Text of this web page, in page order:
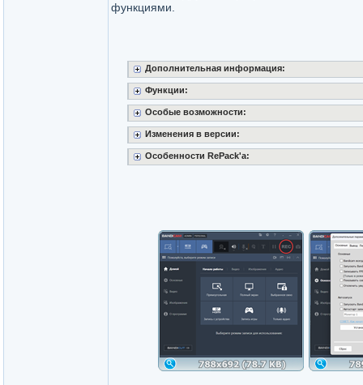
функциями.
Дополнительная информация:
Функции:
Особые возможности:
Изменения в версии:
Особенности RePack'a: